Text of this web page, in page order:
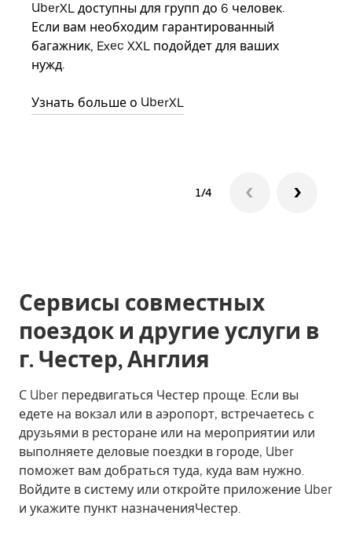
UberXL доступны для групп до 6 человек.
Если вам необходим гарантированный
багажник, Exec XXL подойдет для ваших
нужд.
Узнать больше о UberXL
1/4
Сервисы совместных
поездок и другие услуги в
г. Честер, Англия
С Uber передвигаться Честер проще. Если вы
едете на вокзал или в аэропорт, встречаетесь с
друзьями в ресторане или на мероприятии или
выполняете деловые поездки в городе, Uber
поможет вам добраться туда, куда вам нужно.
Войдите в систему или откройте приложение Uber
и укажите пункт назначенияЧестер.